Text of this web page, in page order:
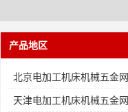
产品地区
北京电加工机床机械五金网
天津电加工机床机械五金网